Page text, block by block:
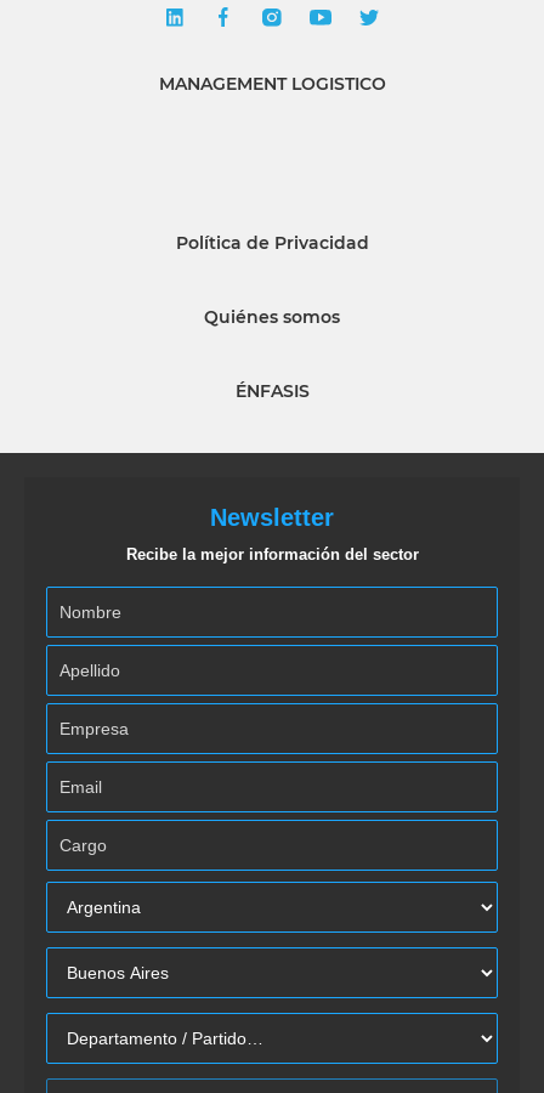
MANAGEMENT LOGISTICO
Política de Privacidad
Quiénes somos
ÉNFASIS
Newsletter
Recibe la mejor información del sector